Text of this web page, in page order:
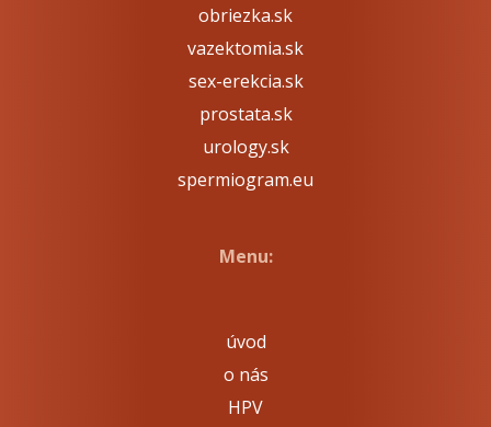
obriezka.sk
vazektomia.sk
sex-erekcia.sk
prostata.sk
urology.sk
spermiogram.eu
Menu:
úvod
o nás
HPV